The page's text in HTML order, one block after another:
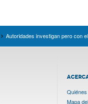
Autoridades investigan pero con
Mapa